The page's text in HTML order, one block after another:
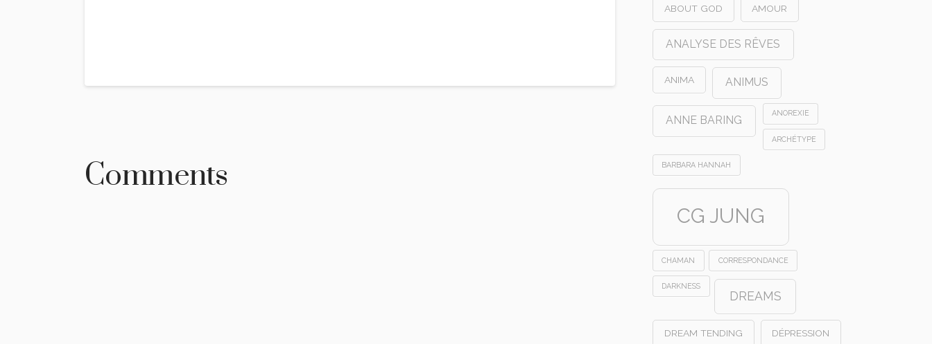
Comments
ABOUT GOD AMOUR
ANALYSE DES RÊVES
ANIMA ANIMUS
ANNE BARING
ANOREXIE
ARCHÉTYPE
BARBARA HANNAH
CG JUNG
CHAMAN CORRESPONDANCE
DARKNESS
DREAMS
DREAM TENDING DÉPRESSION